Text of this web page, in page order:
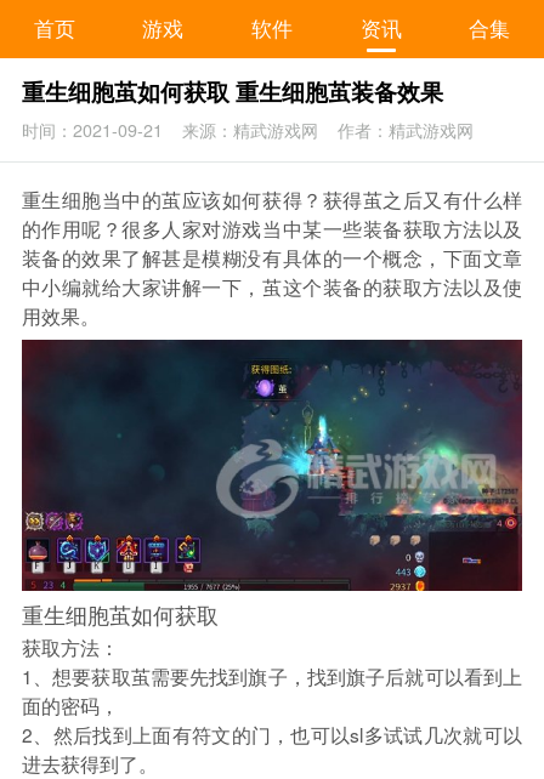
首页 游戏 软件 资讯 合集
重生细胞茧如何获取 重生细胞茧装备效果
时间：2021-09-21 来源：精武游戏网 作者：精武游戏网
重生细胞当中的茧应该如何获得？获得茧之后又有什么样
的作用呢？很多人家对游戏当中某一些装备获取方法以及
装备的效果了解甚是模糊没有具体的一个概念，下面文章
中小编就给大家讲解一下，茧这个装备的获取方法以及使
用效果。
重生细胞茧如何获取
获取方法：
1、想要获取茧需要先找到旗子，找到旗子后就可以看到上
面的密码，
2、然后找到上面有符文的门，也可以sl多试试几次就可以
进去获得到了。